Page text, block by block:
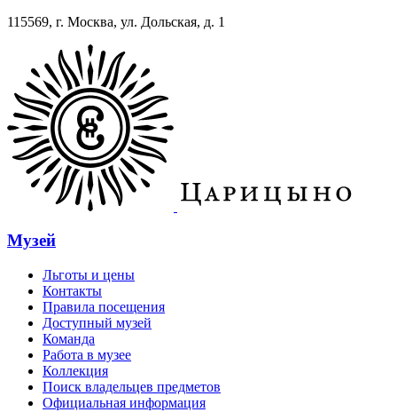
115569, г. Москва, ул. Дольская, д. 1
Музей
Льготы и цены
Контакты
Правила посещения
Доступный музей
Команда
Работа в музее
Коллекция
Поиск владельцев предметов
Официальная информация